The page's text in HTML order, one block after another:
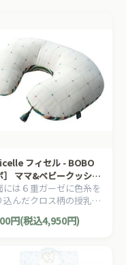
フィセル - BOBO
］ ママ&ベビークッショ
には６重ガーゼに色糸を
込んだクロス柄の授乳ク
ョンです。裏面には鮮や
天竺ボーダーです。
円(税込4,950円)